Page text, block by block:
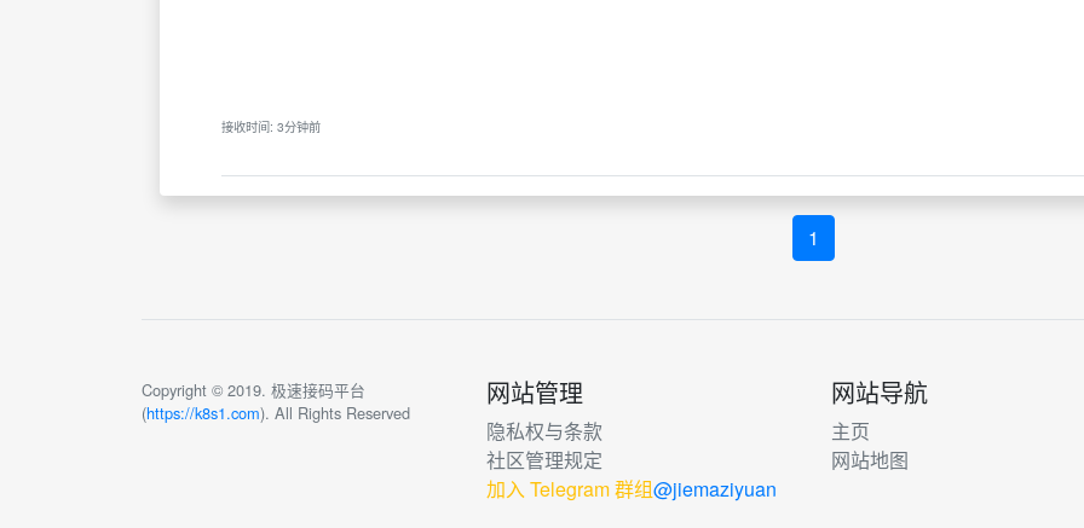
接收时间: 3分钟前
1
Copyright © 2019. 极速接码平台
(https://k8s1.com). All Rights Reserved
网站管理
隐私权与条款
社区管理规定
加入 Telegram 群组@jiemaziyuan
网站导航
主页
网站地图